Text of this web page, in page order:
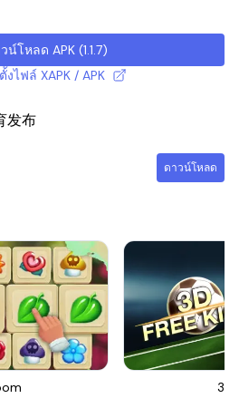
น์โหลด APK (1.1.7)
ไฟล์ XAPK / APK
发布
ดาวน์โหลด
3D